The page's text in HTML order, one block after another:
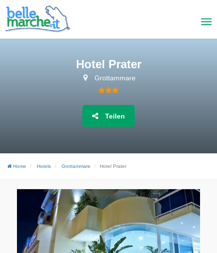
Hotel Prater
Grottammare
Teilen
Home Hotels Grottammare Hotel Prater